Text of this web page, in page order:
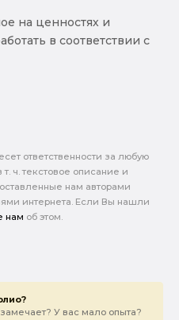
на ценностях и
в соответствии с
ответственности за любую
ч. текстовое описание и
нам авторами
интернета. Если Вы нашли
нам об этом.
У вас мало опыта?